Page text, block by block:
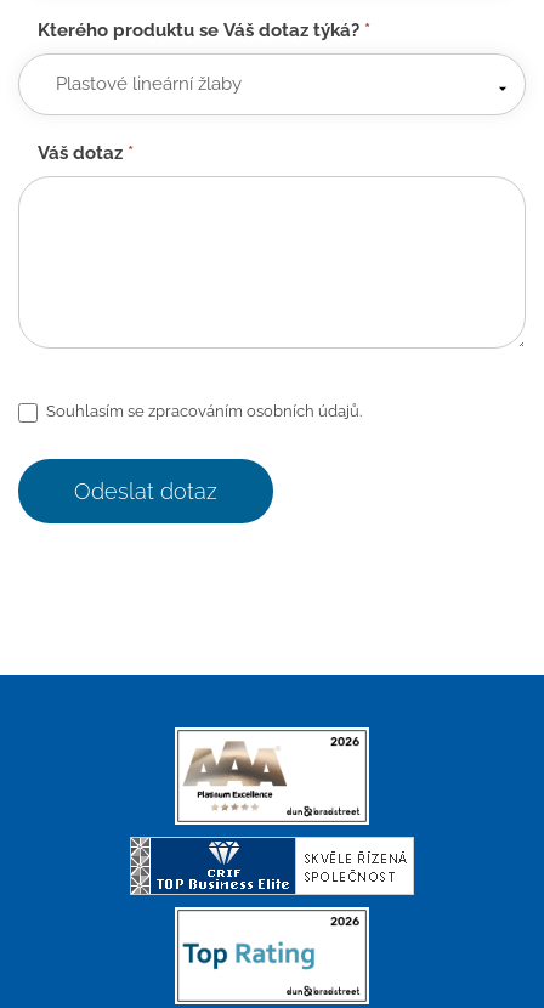
Kterého produktu se Váš dotaz týká? *
Váš dotaz *
Souhlasím se zpracováním osobních údajů.
Odeslat dotaz